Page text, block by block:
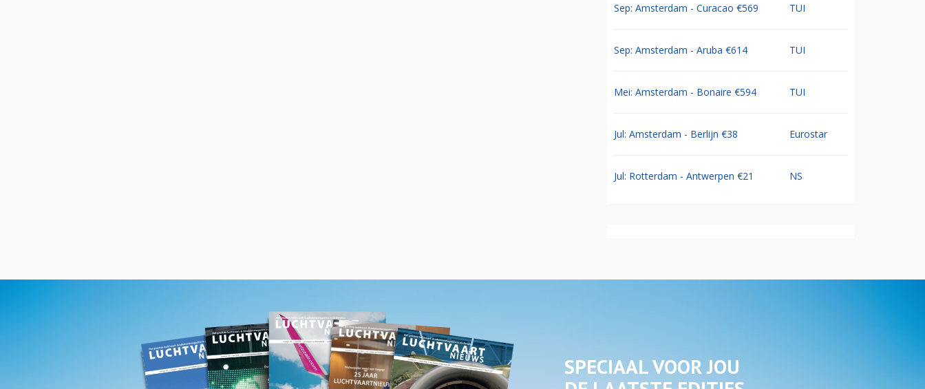
Sep: Amsterdam - Curacao €569 TUI
Sep: Amsterdam - Aruba €614 TUI
Mei: Amsterdam - Bonaire €594 TUI
Jul: Amsterdam - Berlijn €38 Eurostar
Jul: Rotterdam - Antwerpen €21 NS
SPECIAAL VOOR JOU